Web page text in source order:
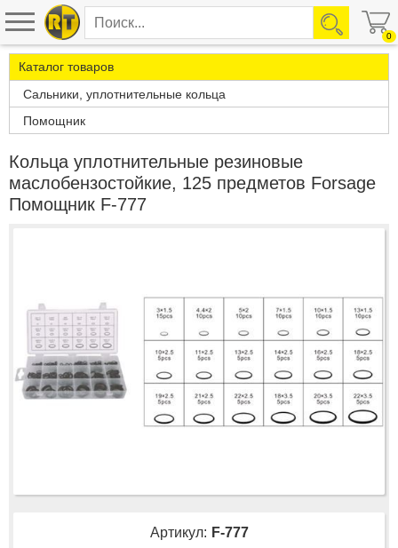
0
Каталог товаров
Сальники, уплотнительные кольца
Помощник
Кольца уплотнительные резиновые
маслобензостойкие, 125 предметов Forsage
Помощник F-777
Артикул: F-777